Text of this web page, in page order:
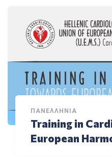
ΠΑΝΕΛΛΉΝΙΑ
Training in
European